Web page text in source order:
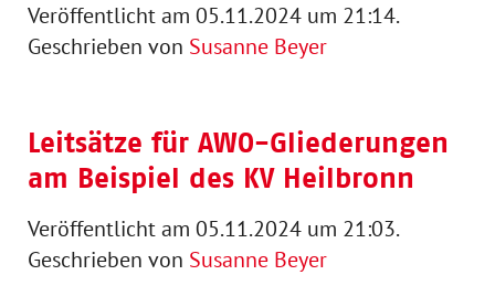
Veröffentlicht am 05.11.2024 um 21:14.
Geschrieben von Susanne Beyer
Leitsätze für AWO-Gliederungen
am Beispiel des KV Heilbronn
Veröffentlicht am 05.11.2024 um 21:03.
Geschrieben von Susanne Beyer